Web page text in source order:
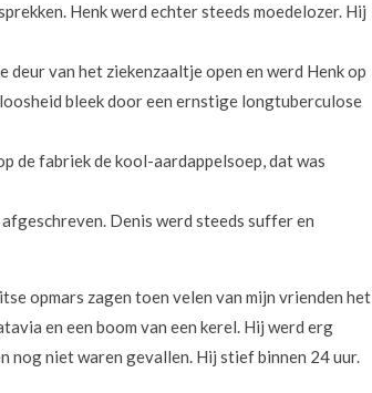
Henk werd echter steeds moedelozer. Hij
van het ziekenzaaltje open en werd Henk op
bleek door een ernstige longtuberculose
de fabriek de kool-aardappelsoep, dat was
Denis werd steeds suffer en
opmars zagen toen velen van mijn vrienden het
en een boom van een kerel. Hij werd erg
nog niet waren gevallen. Hij stief binnen 24 uur.